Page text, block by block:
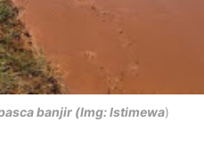
banjir (Img: Istimewa)